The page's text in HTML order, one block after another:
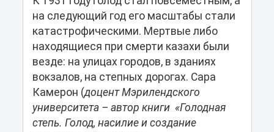
на следующий год его масштабы стали
катастрофическими. Мертвые либо
находящиеся при смерти казахи были
везде: на улицах городов, в зданиях
вокзалов, на степных дорогах. Сара
Камерон (доцент Мэрилендского
университета – автор книги «Голодная
степь. Голод, насилие и создание